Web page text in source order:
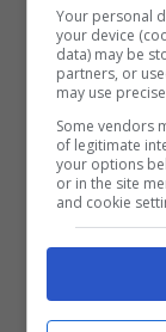
al giorno,
circa 1500
Your personal
your device
data) may be
partners, or
may use
Some vendors
of legitimate
your options
or in the site
and cookie